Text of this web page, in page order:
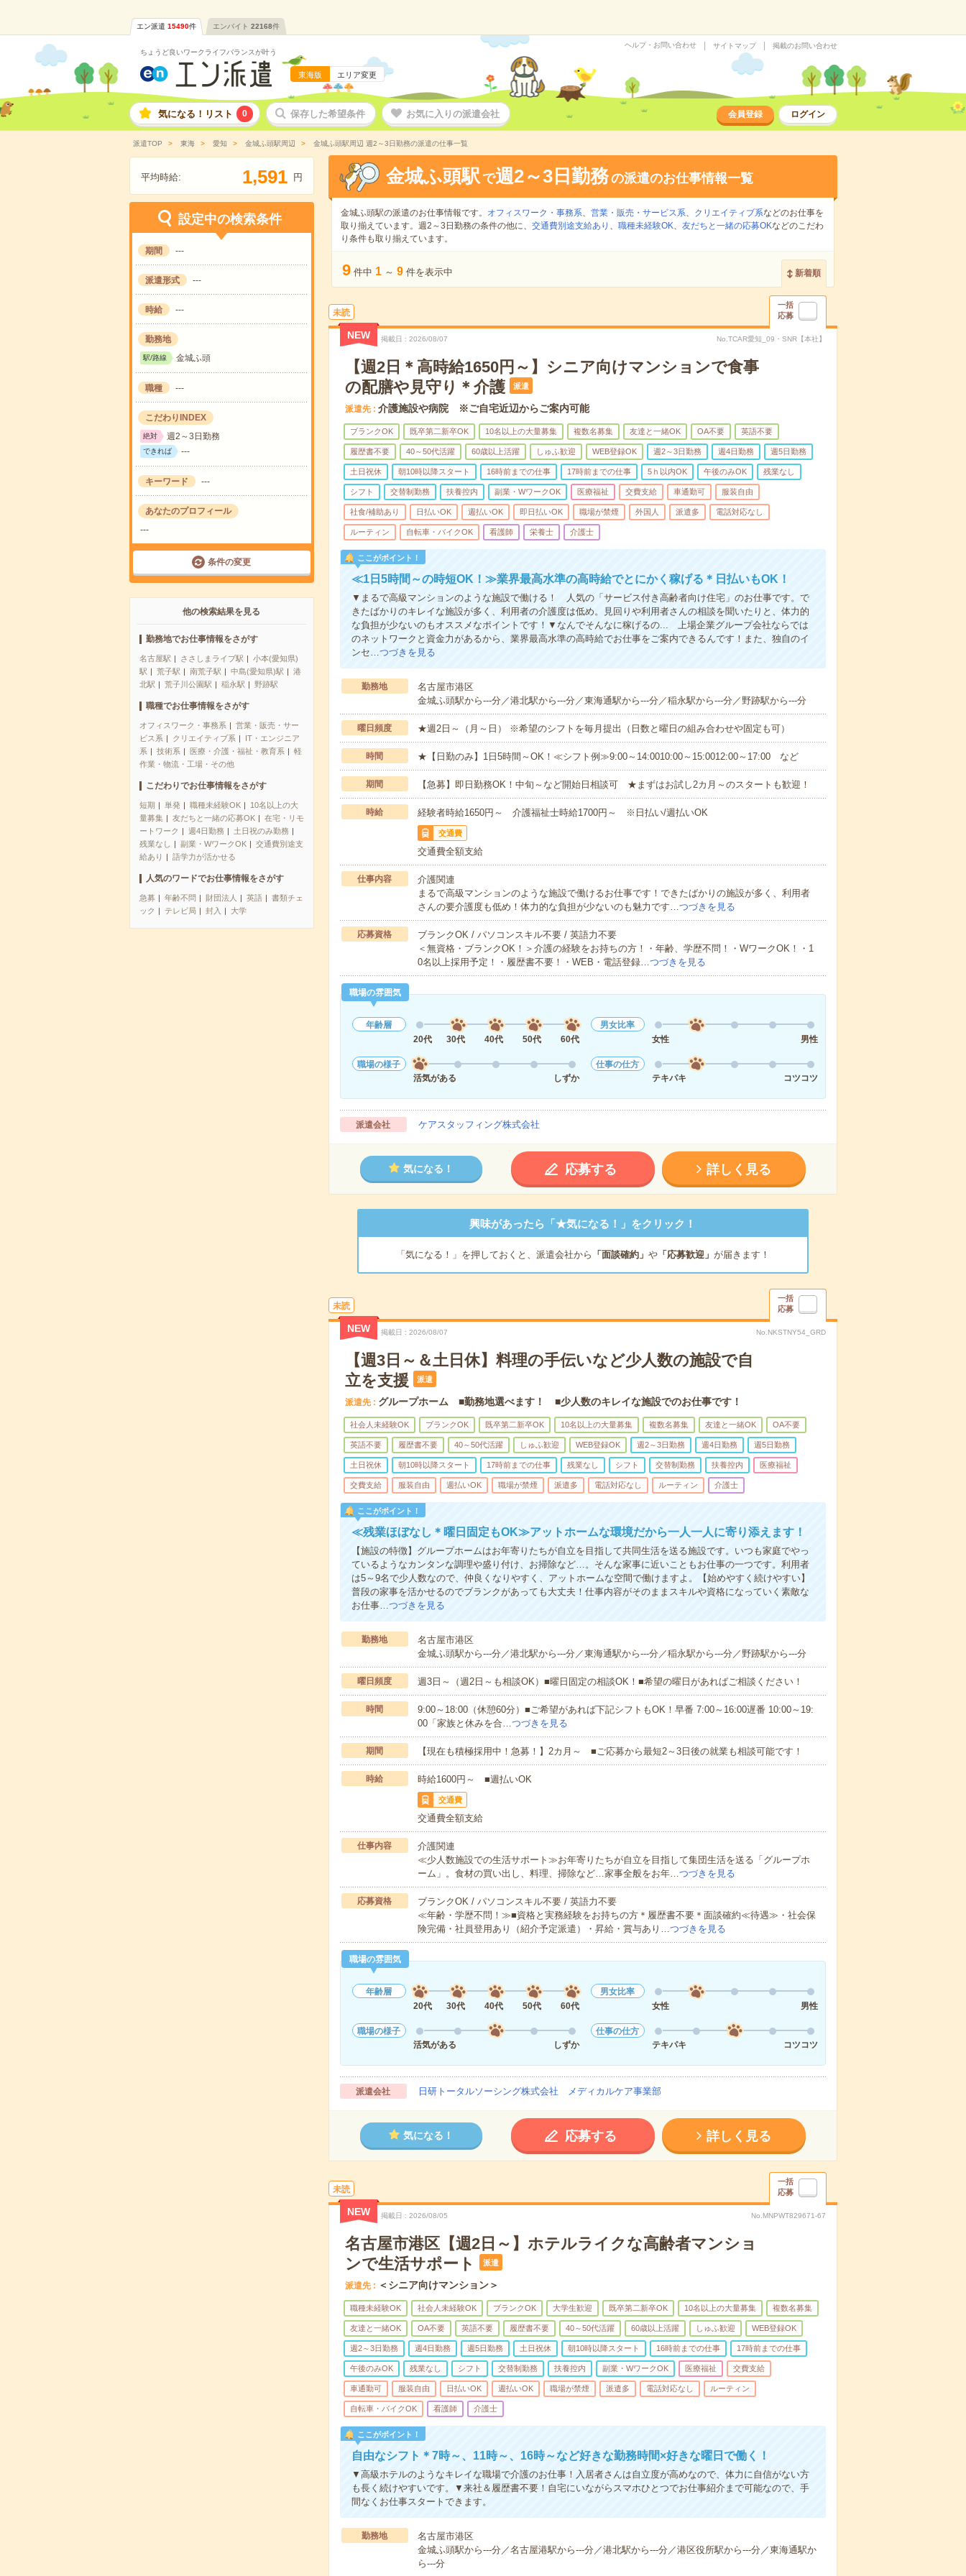
エン派遣 15490件 エンバイト 22168件
ちょうど良いワークライフバランスが叶う
東海版 エリア変更
ヘルプ・お問い合わせ サイトマップ 掲載のお問い合わせ
気になる！リスト 0 保存した希望条件 お気に入りの派遣会社 会員登録 ログイン
派遣TOP 東海 愛知 金城ふ頭駅周辺 金城ふ頭駅周辺 週2～3日勤務の派遣の仕事一覧
平均時給: 1,591 円
設定中の検索条件
期間 ---
派遣形式 ---
時給 ---
勤務地
駅/路線 金城ふ頭
職種 ---
こだわりINDEX
絶対 週2～3日勤務
できれば ---
キーワード ---
あなたのプロフィール
---
条件の変更
他の検索結果を見る
勤務地でお仕事情報をさがす
名古屋駅 ささしまライブ駅
小本(愛知県)
駅
荒子駅 南荒子駅 中島(愛知県)駅
港
北駅
荒子川公園駅 稲永駅 野跡駅
職種でお仕事情報をさがす
オフィスワーク・事務系
営業・販売・サー
ビス系
クリエイティブ系
IT・エンジニア
系
技術系 医療・介護・福祉・教育系
軽
作業・物流・工場・その他
こだわりでお仕事情報をさがす
短期 単発 職種未経験OK
10名以上の大
量募集
友だちと一緒の応募OK
在宅・リモ
ートワーク
週4日勤務
土日祝のみ勤務
残業なし
副業・WワークOK
交通費別途支
給あり
語学力が活かせる
人気のワードでお仕事情報をさがす
急募 年齢不問 財団法人 英語
書類チェ
ック
テレビ局 封入 大学
金城ふ頭駅 で週2～3日勤務の派遣のお仕事情報一覧
金城ふ頭駅の派遣のお仕事情報です。 オフィスワーク・事務系、 営業・販売・サービス系、 クリエイティブ系などのお仕事を
取り揃えています。週2～3日勤務の条件の他に、 交通費別途支給あり 、 職種未経験OK、 友だちと一緒の応募OKなどのこだわ
り条件も取り揃えています。
9 件中 1 ～ 9 件を表示中 新着順
未読
一括
応募
NEW 掲載日 2026/08/07 No.TCAR愛知_09・SNR【本社】
【週2日＊高時給1650円～】シニア向けマンションで食事
の配膳や見守り＊介護
派遣
派遣先 介護施設や病院 ※ご自宅近辺からご案内可能
ブランクOK 既卒第二新卒OK 10名以上の大量募集 複数名募集 友達と一緒OK OA不要 英語不要
履歴書不要 40～50代活躍 60歳以上活躍 しゅふ歓迎 WEB登録OK 週2～3日勤務 週4日勤務 週5日勤務
土日祝休 朝10時以降スタート 16時前までの仕事 17時前までの仕事 5ｈ以内OK 午後のみOK 残業なし
シフト 交替制勤務 扶養控内 副業・WワークOK 医療福祉 交費支給 車通勤可 服装自由
社食/補助あり 日払いOK 週払いOK 即日払いOK 職場が禁煙 外国人 派遣多 電話対応なし
ルーティン 自転車・バイクOK 看護師 栄養士 介護士
ここがポイント！
≪1日5時間～の時短OK！≫業界最高水準の高時給でとにかく稼げる＊日払いもOK！
▼まるで高級マンションのような施設で働ける！ 人気の「サービス付き高齢者向け住宅」のお仕事です。で
きたばかりのキレイな施設が多く、利用者の介護度は低め。見回りや利用者さんの相談を聞いたりと、体力的
な負担が少ないのもオススメなポイントです！▼なんでそんなに稼げるの... 上場企業グループ会社ならでは
のネットワークと資金力があるから、業界最高水準の高時給でお仕事をご案内できるんです！また、独自のイ
ンセ…つづきを見る
勤務地
名古屋市港区
金城ふ頭駅から---分／港北駅から---分／東海通駅から---分／稲永駅から---分／野跡駅から---分
曜日頻度 ★週2日～（月～日） ※希望のシフトを毎月提出（日数と曜日の組み合わせや固定も可）
時間 ★【日勤のみ】1日5時間～OK！≪シフト例≫9:00～14:0010:00～15:0012:00～17:00 など
期間 【急募】即日勤務OK！中旬～など開始日相談可 ★まずはお試し2カ月～のスタートも歓迎！
時給 経験者時給1650円～ 介護福祉士時給1700円～ ※日払い/週払いOK
交通費
交通費全額支給
仕事内容
介護関連
まるで高級マンションのような施設で働けるお仕事です！できたばかりの施設が多く、利用者
さんの要介護度も低め！体力的な負担が少ないのも魅力です…つづきを見る
応募資格
ブランクOK / パソコンスキル不要 / 英語力不要
＜無資格・ブランクOK！＞介護の経験をお持ちの方！・年齢、学歴不問！・WワークOK！・1
0名以上採用予定！・履歴書不要！・WEB・電話登録…つづきを見る
職場の雰囲気
年齢層
20代
30代 40代 50代 60代
男女比率
女性
男性
職場の様子
活気がある
しずか
仕事の仕方
テキパキ
コツコツ
派遣会社 ケアスタッフィング株式会社
気になる！ 応募する 詳しく見る
興味があったら「★気になる！」をクリック！
「気になる！」を押しておくと、派遣会社から 「面談確約」 や「応募歓迎」 が届きます！
未読
一括
応募
NEW 掲載日 2026/08/07 No.NKSTNY54_GRD
【週3日～＆土日休】料理の手伝いなど少人数の施設で自
立を支援
派遣
派遣先 グループホーム ■勤務地選べます！ ■少人数のキレイな施設でのお仕事です！
社会人未経験OK ブランクOK 既卒第二新卒OK 10名以上の大量募集 複数名募集 友達と一緒OK OA不要
英語不要 履歴書不要 40～50代活躍 しゅふ歓迎 WEB登録OK 週2～3日勤務 週4日勤務 週5日勤務
土日祝休 朝10時以降スタート 17時前までの仕事 残業なし シフト 交替制勤務 扶養控内 医療福祉
交費支給 服装自由 週払いOK 職場が禁煙 派遣多 電話対応なし ルーティン 介護士
ここがポイント！
≪残業ほぼなし＊曜日固定もOK≫アットホームな環境だから一人一人に寄り添えます！
【施設の特徴】グループホームはお年寄りたちが自立を目指して共同生活を送る施設です。いつも家庭でやっ
ているようなカンタンな調理や盛り付け、お掃除など…。そんな家事に近いこともお仕事の一つです。利用者
は5～9名で少人数なので、仲良くなりやすく、アットホームな空間で働けますよ。【始めやすく続けやすい】
普段の家事を活かせるのでブランクがあっても大丈夫！仕事内容がそのままスキルや資格になっていく素敵な
お仕事…つづきを見る
勤務地
名古屋市港区
金城ふ頭駅から---分／港北駅から---分／東海通駅から---分／稲永駅から---分／野跡駅から---分
曜日頻度 週3日～（週2日～も相談OK）■曜日固定の相談OK！■希望の曜日があればご相談ください！
時間
9:00～18:00（休憩60分）■ご希望があれば下記シフトもOK！早番 7:00～16:00遅番 10:00～19:
00「家族と休みを合…つづきを見る
期間 【現在も積極採用中！急募！】2カ月～ ■ご応募から最短2～3日後の就業も相談可能です！
時給 時給1600円～ ■週払いOK
交通費
交通費全額支給
仕事内容
介護関連
≪少人数施設での生活サポート≫お年寄りたちが自立を目指して集団生活を送る「グループホ
ーム」。食材の買い出し、料理、掃除など…家事全般をお年…つづきを見る
応募資格
ブランクOK / パソコンスキル不要 / 英語力不要
≪年齢・学歴不問！≫■資格と実務経験をお持ちの方＊履歴書不要＊面談確約≪待遇≫・社会保
険完備・社員登用あり（紹介予定派遣）・昇給・賞与あり…つづきを見る
職場の雰囲気
年齢層
20代
30代 40代 50代 60代
男女比率
女性
男性
職場の様子
活気がある
しずか
仕事の仕方
テキパキ
コツコツ
派遣会社 日研トータルソーシング株式会社 メディカルケア事業部
気になる！ 応募する 詳しく見る
未読
一括
応募
NEW 掲載日 2026/08/05 No.MNPWT829671-67
名古屋市港区【週2日～】ホテルライクな高齢者マンショ
ンで生活サポート
派遣
派遣先 ＜シニア向けマンション＞
職種未経験OK 社会人未経験OK ブランクOK 大学生歓迎 既卒第二新卒OK 10名以上の大量募集 複数名募集
友達と一緒OK OA不要 英語不要 履歴書不要 40～50代活躍 60歳以上活躍 しゅふ歓迎 WEB登録OK
週2～3日勤務 週4日勤務 週5日勤務 土日祝休 朝10時以降スタート 16時前までの仕事 17時前までの仕事
午後のみOK 残業なし シフト 交替制勤務 扶養控内 副業・WワークOK 医療福祉 交費支給
車通勤可 服装自由 日払いOK 週払いOK 職場が禁煙 派遣多 電話対応なし ルーティン
自転車・バイクOK 看護師 介護士
ここがポイント！
自由なシフト＊7時～、11時～、16時～など好きな勤務時間×好きな曜日で働く！
▼高級ホテルのようなキレイな職場で介護のお仕事！入居者さんは自立度が高めなので、体力に自信がない方
も長く続けやすいです。▼来社＆履歴書不要！自宅にいながらスマホひとつでお仕事紹介まで可能なので、手
間なくお仕事スタートできます。
勤務地
名古屋市港区
金城ふ頭駅から---分／名古屋港駅から---分／港北駅から---分／港区役所駅から---分／東海通駅か
ら---分